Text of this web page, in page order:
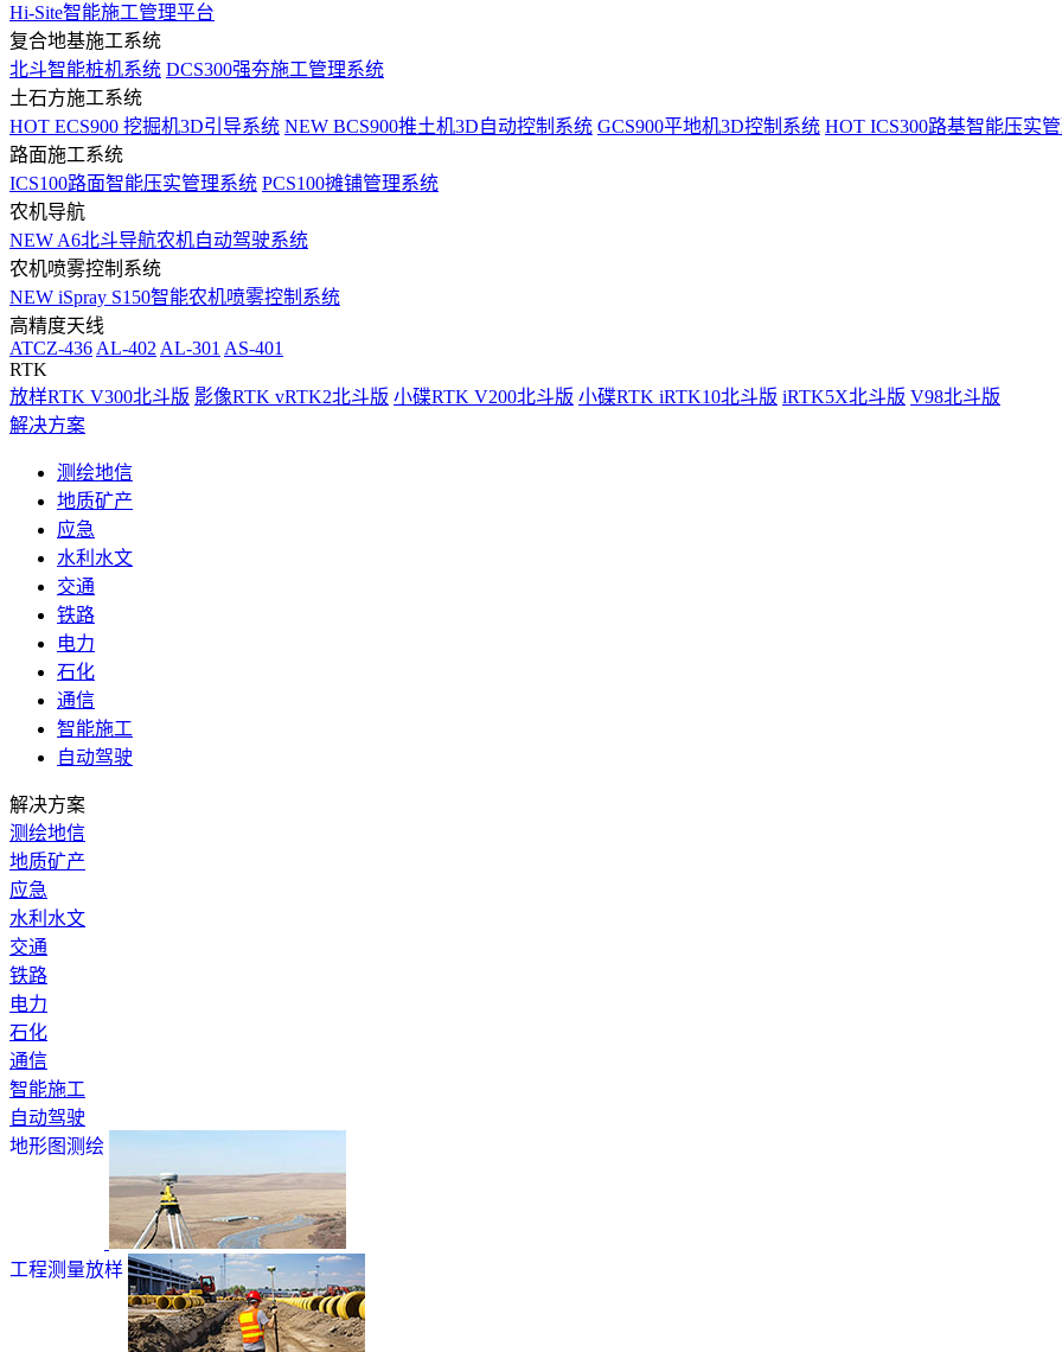
Hi-Site智能施工管理平台
复合地基施工系统
北斗智能桩机系统 DCS300强夯施工管理系统
土石方施工系统
HOT ECS900 挖掘机3D引导系统 NEW BCS900推土机3D自动控制系统 GCS900平地机3D控制系统 HOT ICS300路基智能压实
路面施工系统
ICS100路面智能压实管理系统 PCS100摊铺管理系统
农机导航
NEW A6北斗导航农机自动驾驶系统
农机喷雾控制系统
NEW iSpray S150智能农机喷雾控制系统
高精度天线
ATCZ-436 AL-402 AL-301 AS-401
RTK
放样RTK V300北斗版 影像RTK vRTK2北斗版 小碟RTK V200北斗版 小碟RTK iRTK10北斗版 iRTK5X北斗版 V98北斗版
解决方案
测绘地信
地质矿产
应急
水利水文
交通
铁路
电力
石化
通信
智能施工
自动驾驶
解决方案
测绘地信
地质矿产
应急
水利水文
交通
铁路
电力
石化
通信
智能施工
自动驾驶
地形图测绘
工程测量放样